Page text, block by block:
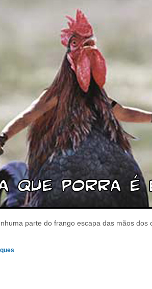
parte do frango escapa das mãos dos